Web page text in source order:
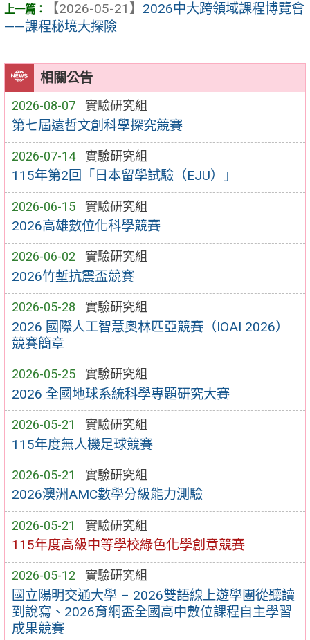
相關公告
2026-08-07 實驗研究組
第七屆遠哲文創科學探究競賽
2026-07-14 實驗研究組
115年第2回「日本留學試驗（EJU）」
2026-06-15 實驗研究組
2026高雄數位化科學競賽
2026-06-02 實驗研究組
2026竹塹抗震盃競賽
2026-05-28 實驗研究組
2026 國際人工智慧奧林匹亞競賽（IOAI 2026）
競賽簡章
2026-05-25 實驗研究組
2026 全國地球系統科學專題研究大賽
2026-05-21 實驗研究組
115年度無人機足球競賽
2026-05-21 實驗研究組
2026澳洲AMC數學分級能力測驗
2026-05-21 實驗研究組
115年度高級中等學校綠色化學創意競賽
2026-05-12 實驗研究組
國立陽明交通大學 – 2026雙語線上遊學團從聽讀
到說寫、2026育網盃全國高中數位課程自主學習
成果競賽
【2026-05-21】 2026中大跨領域課程博覽會
——課程秘境大探險